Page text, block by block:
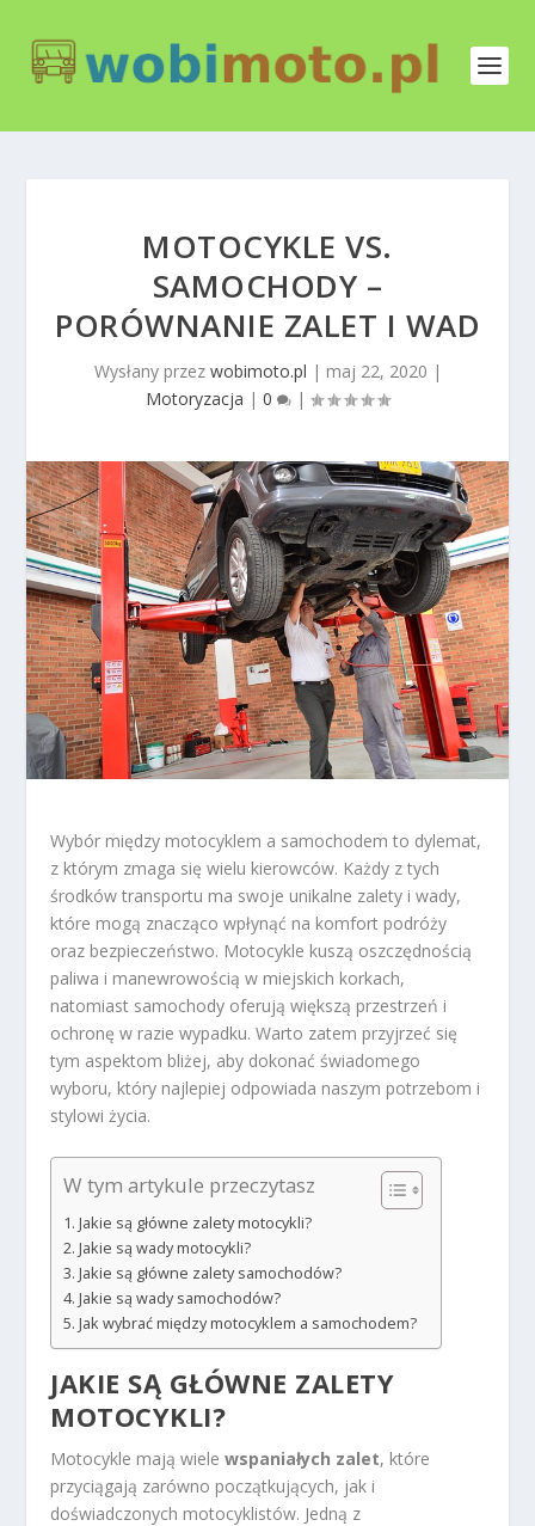
MOTOCYKLE VS.
SAMOCHODY –
PORÓWNANIE ZALET I WAD
Wysłany przez wobimoto.pl | maj 22, 2020 |
Motoryzacja | 0 |
Wybór między motocyklem a samochodem to dylemat,
z którym zmaga się wielu kierowców. Każdy z tych
środków transportu ma swoje unikalne zalety i wady,
które mogą znacząco wpłynąć na komfort podróży
oraz bezpieczeństwo. Motocykle kuszą oszczędnością
paliwa i manewrowością w miejskich korkach,
natomiast samochody oferują większą przestrzeń i
ochronę w razie wypadku. Warto zatem przyjrzeć się
tym aspektom bliżej, aby dokonać świadomego
wyboru, który najlepiej odpowiada naszym potrzebom i
stylowi życia.
W tym artykule przeczytasz
Jakie są główne zalety motocykli?
Jakie są wady motocykli?
Jakie są główne zalety samochodów?
Jakie są wady samochodów?
Jak wybrać między motocyklem a samochodem?
JAKIE SĄ GŁÓWNE ZALETY
MOTOCYKLI?
Motocykle mają wielewspaniałych zalet, które
przyciągają zarówno początkujących, jak i
doświadczonych motocyklistów. Jedną z